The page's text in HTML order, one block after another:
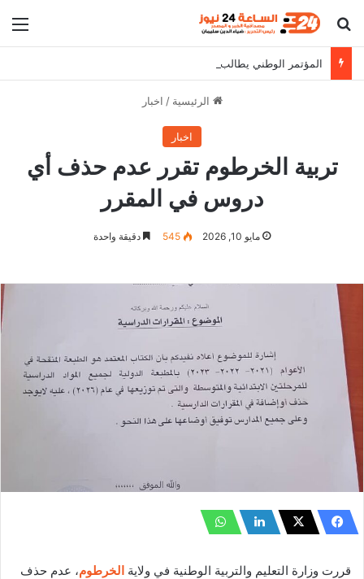
بحث عن
المؤتمر الوطني يطالب البرهان بالثبات على مواقفه
الرئيسية / اخبار
اخبار
تربية الخرطوم تقرر عدم حذف أي
دروس في المقرر
مايو 10, 2026 545 دقيقة واحدة
قررت وزارة التعليم والتربية الوطنية في ولاية الخرطوم، عدم حذف